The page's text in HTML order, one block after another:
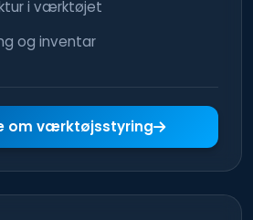
i værktøjet
og inventar
om værktøjsstyring